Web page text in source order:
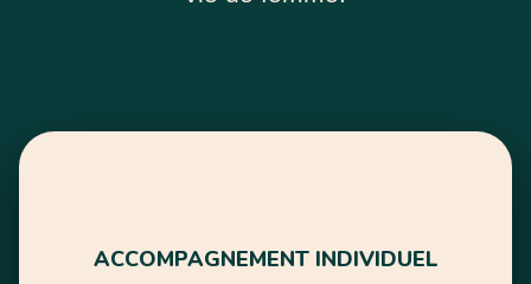
ACCOMPAGNEMENT INDIVIDUEL